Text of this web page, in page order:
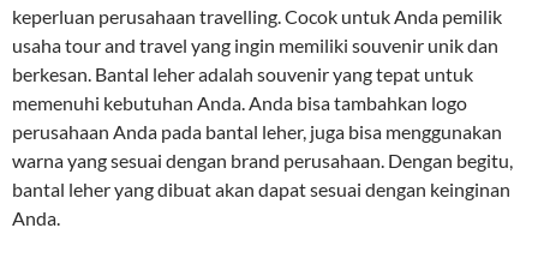
keperluan perusahaan travelling. Cocok untuk Anda pemilik
usaha tour and travel yang ingin memiliki souvenir unik dan
berkesan. Bantal leher adalah souvenir yang tepat untuk
memenuhi kebutuhan Anda. Anda bisa tambahkan logo
perusahaan Anda pada bantal leher, juga bisa menggunakan
warna yang sesuai dengan brand perusahaan. Dengan begitu,
bantal leher yang dibuat akan dapat sesuai dengan keinginan
Anda.